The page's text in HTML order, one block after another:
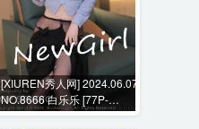
[XIUREN秀人网] 2024.06.07
NO.8666 白乐乐 [77P-
820MB]